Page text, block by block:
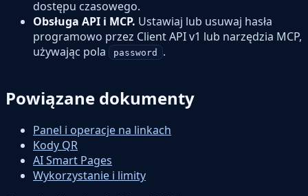
dostępu czasowego.
Obsługa API i MCP. Ustawiaj lub usuwaj hasła
programowo przez Client API v1 lub narzędzia MCP,
używając pola
password .
Powiązane dokumenty
Panel i operacje na linkach
Kody QR
AI Smart Pages
Wykorzystanie i limity